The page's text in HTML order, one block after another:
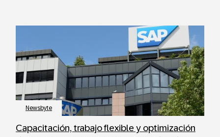
Newsbyte
Capacitación, trabajo flexible y optimización